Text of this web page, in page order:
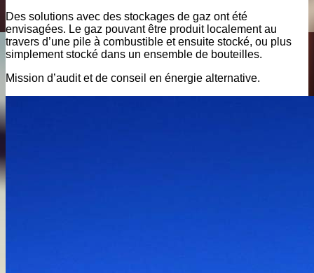
Des solutions avec des stockages de gaz ont été
envisagées. Le gaz pouvant être produit localement au
travers d’une pile à combustible et ensuite stocké, ou plus
simplement stocké dans un ensemble de bouteilles.
Mission d’audit et de conseil en énergie alternative.